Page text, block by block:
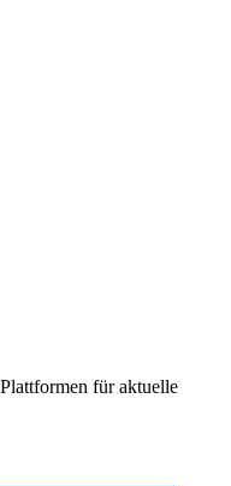
für aktuelle